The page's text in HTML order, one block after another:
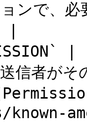
ンで、
|
|
信者が